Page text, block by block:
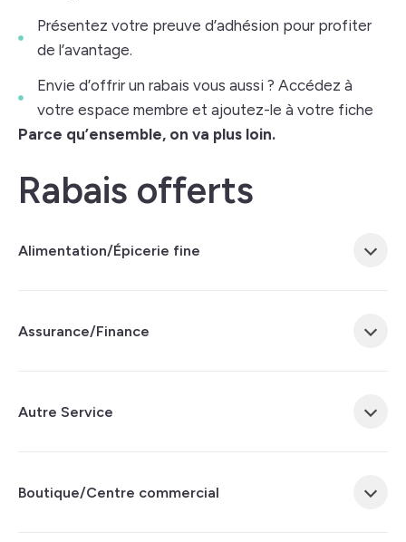
Présentez votre preuve d’adhésion pour profiter
de l’avantage.
Envie d’offrir un rabais vous aussi ? Accédez à
votre espace membre et ajoutez-le à votre fiche
Parce qu’ensemble, on va plus loin.
Rabais offerts
Alimentation/Épicerie fine
Assurance/Finance
Autre Service
Boutique/Centre commercial